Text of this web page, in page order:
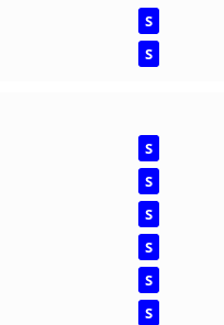
S
S
S
S
S
S
S
S